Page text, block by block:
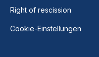
Right of rescission
Cookie-Einstellungen